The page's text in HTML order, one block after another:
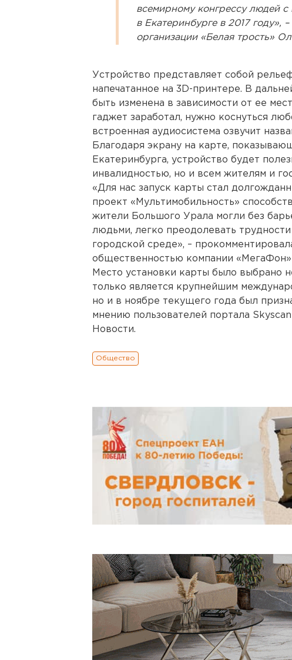
всемирному конгрессу людей
в Екатеринбурге в 2017 году»,
организации «Белая трость»
Устройство представляет собой
напечатанное на 3D-принтере. В
быть изменена в зависимости от ее
гаджет заработал, нужно коснуться
встроенная аудиосистема озвучит
Благодаря экрану на карте,
Екатеринбурга, устройство будет
инвалидностью, но и всем жителям и
«Для нас запуск карты стал
проект «Мультимобильность»
жители Большого Урала могли без
людьми, легко преодолевать
городской среде», –
общественностью компании
Место установки карты было выбрано
только является крупнейшим
но и в ноябре текущего года был
мнению пользователей портала
Новости.
Общество